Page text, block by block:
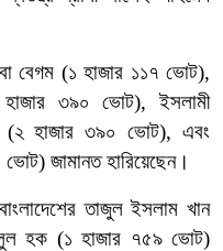
বেগম (১ হাজার ১১৭ ভোট),
৩৯০ ভোট), ইসলামী
(২ হাজার ৩৯০ ভোট), এবং
জামানত হারিয়েছেন।
তাজুল ইসলাম খান
হক (১ হাজার ৭৫৯ ভোট)